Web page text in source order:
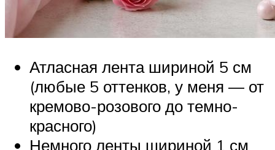
Атласная лента шириной 5 см
(любые 5 оттенков, у меня — от
кремово-розового до темно-
красного)
Немного ленты шириной 1 см